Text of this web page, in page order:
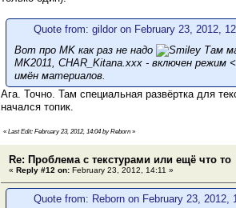
Quote from: gildor on February 23, 2012,
Вот про MK как раз не надо
Там
MK2011, CHAR_Kitana.xxx - включен
имён материалов.
Ага. Точно. Там специальная развёртка для
начался топик.
« Last Edit: February 23, 2012, 14:04 by Reborn »
Re: Проблема с текстурами или ещё что то
« Reply #12 on: February 23, 2012, 14:11 »
Quote from: Reborn on February 23, 2012,